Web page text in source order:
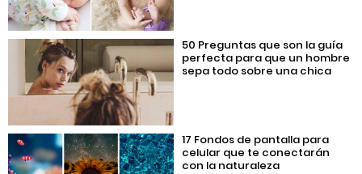
50 Preguntas que son la guía
perfecta para que un hombre
sepa todo sobre una chica
17 Fondos de pantalla para
celular que te conectarán
con la naturaleza